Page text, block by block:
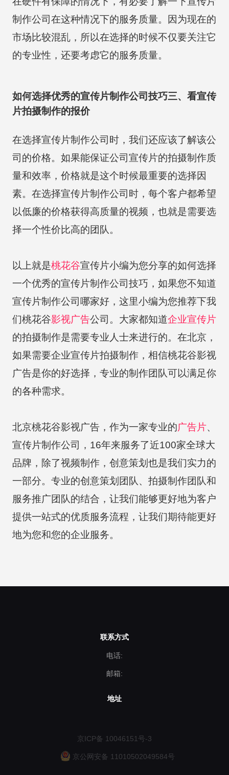
制作公司在这种情况下的服务质量。因为现在的
市场比较混乱，所以在选择的时候不仅要关注它
的专业性，还要考虑它的服务质量。
如何选择优秀的宣传片制作公司技巧三、看宣传
片拍摄制作的报价
在选择宣传片制作公司时，我们还应该了解该公
司的价格。如果能保证公司宣传片的拍摄制作质
量和效率，价格就是这个时候最重要的选择因
素。在选择宣传片制作公司时，每个客户都希望
以低廉的价格获得高质量的视频，也就是需要选
择一个性价比高的团队。
以上就是桃花谷宣传片小编为您分享的如何选择
一个优秀的宣传片制作公司技巧，如果您不知道
宣传片制作公司哪家好，这里小编为您推荐下我
们桃花谷影视广告公司。大家都知道企业宣传片
的拍摄制作是需要专业人士来进行的。在北京，
如果需要企业宣传片拍摄制作，相信桃花谷影视
广告是你的好选择，专业的制作团队可以满足你
的各种需求。
北京桃花谷影视广告，作为一家专业的广告片、
宣传片制作公司，16年来服务了近100家全球大
品牌，除了视频制作，创意策划也是我们实力的
一部分。专业的创意策划团队、拍摄制作团队和
服务推广团队的结合，让我们能够更好地为客户
提供一站式的优质服务流程，让我们期待能更好
地为您和您的企业服务。
联系方式
电话:
邮箱:
地址
京ICP备 10046151号-3
京公网安备 11010502049584号